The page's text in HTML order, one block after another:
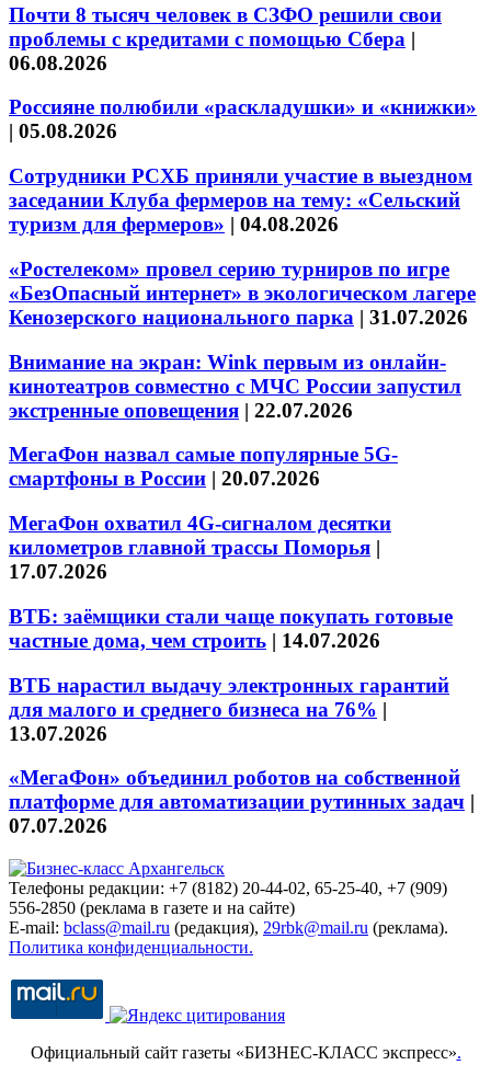
Почти 8 тысяч человек в СЗФО решили свои
проблемы с кредитами с помощью Сбера |
06.08.2026
Россияне полюбили «раскладушки» и «книжки»
| 05.08.2026
Сотрудники РСХБ приняли участие в выездном
заседании Клуба фермеров на тему: «Сельский
туризм для фермеров» | 04.08.2026
«Ростелеком» провел серию турниров по игре
«БезОпасный интернет» в экологическом лагере
Кенозерского национального парка | 31.07.2026
Внимание на экран: Wink первым из онлайн-
кинотеатров совместно с МЧС России запустил
экстренные оповещения | 22.07.2026
МегаФон назвал самые популярные 5G-
смартфоны в России | 20.07.2026
МегаФон охватил 4G-сигналом десятки
километров главной трассы Поморья |
17.07.2026
ВТБ: заёмщики стали чаще покупать готовые
частные дома, чем строить | 14.07.2026
ВТБ нарастил выдачу электронных гарантий
для малого и среднего бизнеса на 76% |
13.07.2026
«МегаФон» объединил роботов на собственной
платформе для автоматизации рутинных задач |
07.07.2026
Телефоны редакции: +7 (8182) 20-44-02, 65-25-40, +7 (909)
556-2850 (реклама в газете и на сайте)
E-mail: bclass@mail.ru (редакция), 29rbk@mail.ru (реклама).
Политика конфиденциальности.
Официальный сайт газеты «БИЗНЕС-КЛАСС экспресс».